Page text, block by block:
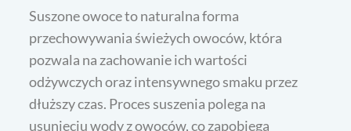
Suszone owoce to naturalna forma
przechowywania świeżych owoców, która
pozwala na zachowanie ich wartości
odżywczych oraz intensywnego smaku przez
dłuższy czas. Proces suszenia polega na
usunięciu wody z owoców, co zapobiega